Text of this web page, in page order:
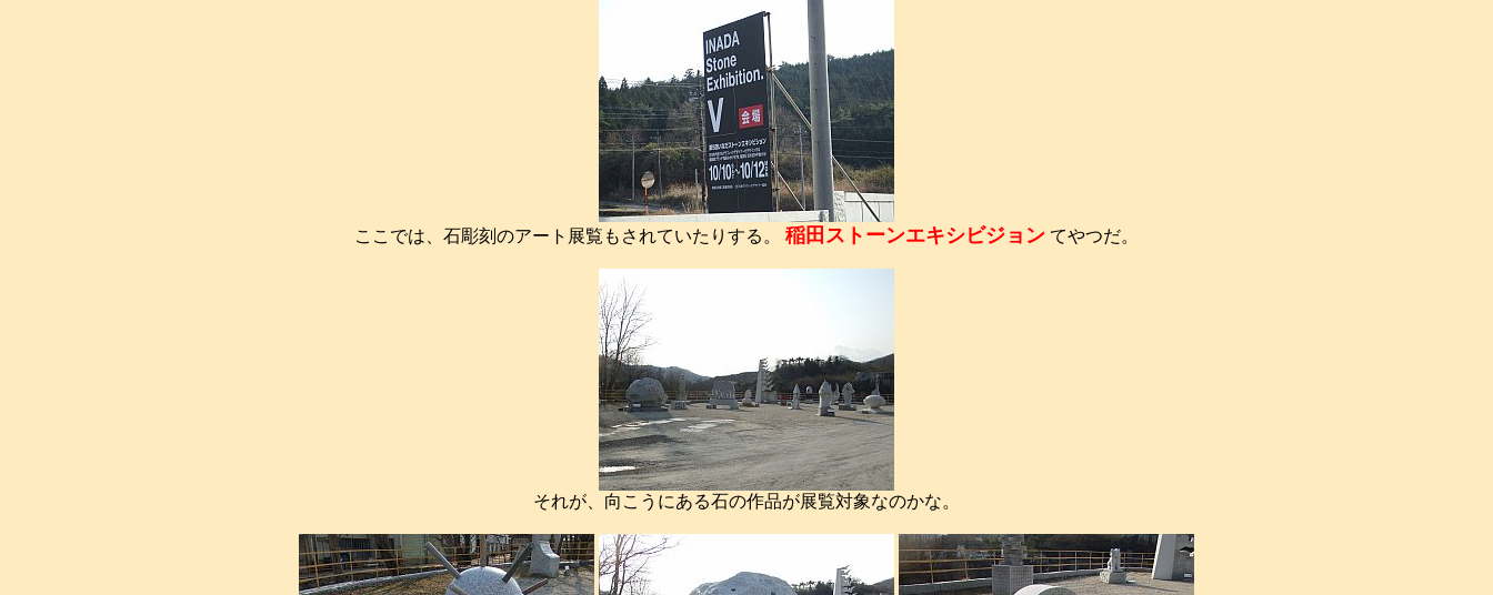
ここでは、石彫刻のアート展覧もされていたりする。 稲田ストーンエキシビジョン てやつだ。
それが、向こうにある石の作品が展覧対象なのかな。